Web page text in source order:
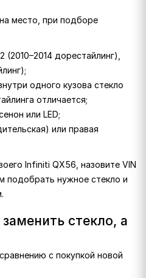
место, при подборе
(2010–2014 дорестайлинг),
одного кузова стекло
отличается;
или LED;
или правая
Infiniti QX56, назовите VIN
подобрать нужное стекло и
стекло, а
с покупкой новой